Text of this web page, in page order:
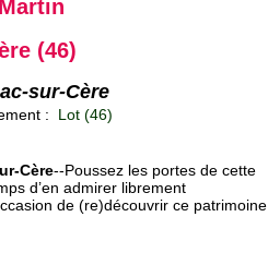
(46)
sur-Cère
: Lot (46)
Cère--Poussez les portes de cette
d’en admirer librement
de (re)découvrir ce patrimoine